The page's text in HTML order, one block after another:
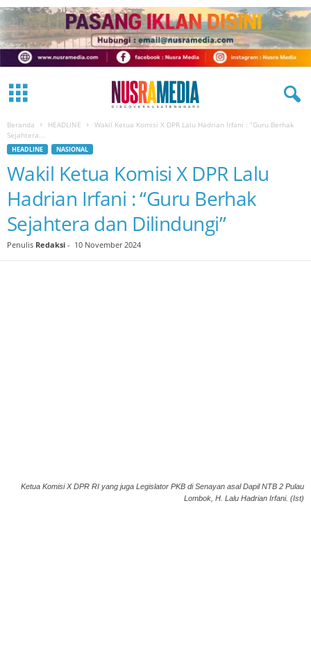
Beranda HEADLINE
Wakil Ketua Komisi X DPR Lalu Hadrian Irfani : “Guru Berhak
Sejahtera...
HEADLINE NASIONAL
Wakil Ketua Komisi X DPR Lalu
Hadrian Irfani : “Guru Berhak
Sejahtera dan Dilindungi”
Penulis Redaksi - 10 November 2024
Ketua Komisi X DPR RI yang juga Legislator PKB di Senayan asal Dapil NTB 2 Pulau
Lombok, H. Lalu Hadrian Irfani. (Ist)